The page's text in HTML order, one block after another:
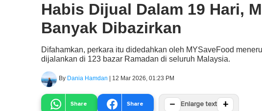
Habis Dijual Dalam 19 Hari,
Banyak Dibazirkan
Difahamkan, perkara itu didedahkan oleh MYSaveFood
dijalankan di 123 bazar Ramadan di seluruh Malaysia.
By Dania Hamdan | 12 Mar 2026, 01:23 PM
Share Share − Enlarge text +